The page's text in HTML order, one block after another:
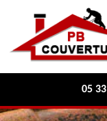
05